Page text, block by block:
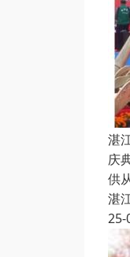
湛
庆
供
湛
25-